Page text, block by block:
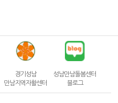
경기성남
만남지역자활센터
성남만남돌봄센터
블로그